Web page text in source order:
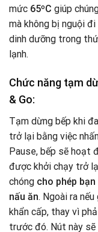
mức 65ºC giúp
mà không bị nguội
dinh dưỡng trong
lạnh.
Chức năng tạm
& Go:
Tạm dừng bếp khi
trở lại bằng việc
Pause, bếp sẽ hoạt
được khởi chạy trở
chóng cho phép
nấu ăn. Ngoài ra
khẩn cấp, thay vì
trước đó. Nút này sẽ